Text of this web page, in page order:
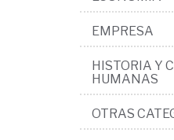
EMPRESA
HISTORIA Y
HUMANAS
OTRAS